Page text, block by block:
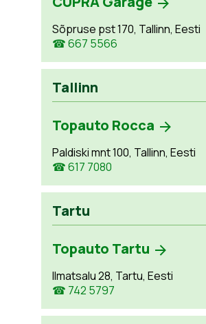
Sõpruse pst 170, Tallinn, Eesti
☎ 667 5566
Tallinn
Topauto Rocca
Paldiski mnt 100, Tallinn, Eesti
☎ 617 7080
Tartu
Topauto Tartu
Ilmatsalu 28, Tartu, Eesti
☎ 742 5797